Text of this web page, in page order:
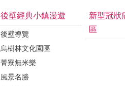
後壁經典小鎮漫遊
後壁導覽
烏樹林文化園區
菁寮無米樂
風景名勝
新型冠狀
區